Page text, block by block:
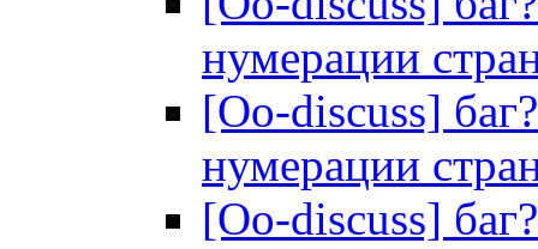
нумерации
[Oo-discuss]
нумерации
[Oo-discuss]